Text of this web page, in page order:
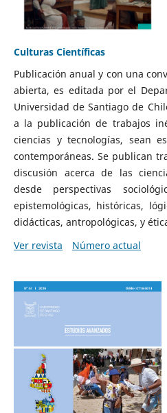
Culturas Científicas
Publicación anual y con una
abierta, es editada por el
Universidad de Santiago de
a la publicación de trabajos
ciencias y tecnologías, sean
contemporáneas. Se publican
discusión acerca de las
desde perspectivas
epistemológicas, históricas,
didácticas, antropológicas, y
Ver revista
Número actual